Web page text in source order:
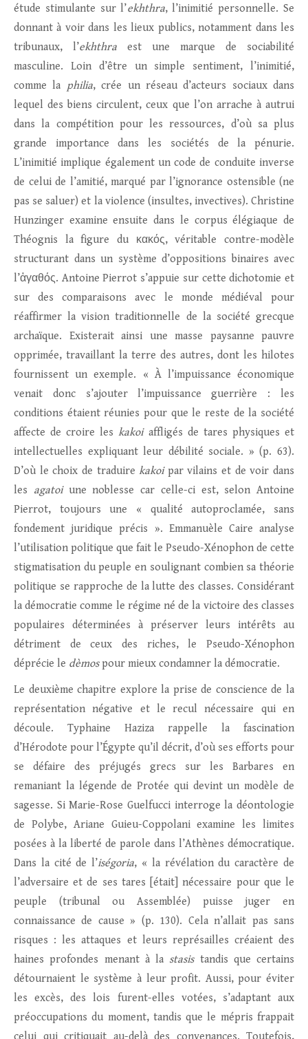
étude stimulante sur l’ekhthra, l’inimitié personnelle. Se
donnant à voir dans les lieux publics, notamment dans les
tribunaux, l’ekhthra est une marque de sociabilité
masculine. Loin d’être un simple sentiment, l’inimitié,
comme la philia, crée un réseau d’acteurs sociaux dans
lequel des biens circulent, ceux que l’on arrache à autrui
dans la compétition pour les ressources, d’où sa plus
grande importance dans les sociétés de la pénurie.
L’inimitié implique également un code de conduite inverse
de celui de l’amitié, marqué par l’ignorance ostensible (ne
pas se saluer) et la violence (insultes, invectives). Christine
Hunzinger examine ensuite dans le corpus élégiaque de
Théognis la figure du κακός, véritable contre-modèle
structurant dans un système d’oppositions binaires avec
l’ἀγαθός. Antoine Pierrot s’appuie sur cette dichotomie et
sur des comparaisons avec le monde médiéval pour
réaffirmer la vision traditionnelle de la société grecque
archaïque. Existerait ainsi une masse paysanne pauvre
opprimée, travaillant la terre des autres, dont les hilotes
fournissent un exemple. « À l’impuissance économique
venait donc s’ajouter l’impuissance guerrière : les
conditions étaient réunies pour que le reste de la société
affecte de croire leskakoiaffligés de tares physiques et
intellectuelles expliquant leur débilité sociale. » (p. 63).
D’où le choix de traduirekakoipar vilains et de voir dans
les agatoiune noblesse car celle-ci est, selon Antoine
Pierrot, toujours une « qualité autoproclamée, sans
fondement juridique précis ». Emmanuèle Caire analyse
l’utilisation politique que fait le Pseudo-Xénophon de cette
stigmatisation du peuple en soulignant combien sa théorie
politique se rapproche de la lutte des classes. Considérant
la démocratie comme le régime né de la victoire des classes
populaires déterminées à préserver leurs intérêts au
détriment de ceux des riches, le Pseudo-Xénophon
déprécie le dèmospour mieux condamner la démocratie.
Le deuxième chapitre explore la prise de conscience de la
représentation négative et le recul nécessaire qui en
découle. Typhaine Haziza rappelle la fascination
d’Hérodote pour l’Égypte qu’il décrit, d’où ses efforts pour
se défaire des préjugés grecs sur les Barbares en
remaniant la légende de Protée qui devint un modèle de
sagesse. Si Marie-Rose Guelfucci interroge la déontologie
de Polybe, Ariane Guieu-Coppolani examine les limites
posées à la liberté de parole dans l’Athènes démocratique.
Dans la cité de l’iségoria, « la révélation du caractère de
l’adversaire et de ses tares [était] nécessaire pour que le
peuple (tribunal ou Assemblée) puisse juger en
connaissance de cause » (p. 130). Cela n’allait pas sans
risques : les attaques et leurs représailles créaient des
haines profondes menant à la stasistandis que certains
détournaient le système à leur profit. Aussi, pour éviter
les excès, des lois furent-elles votées, s’adaptant aux
préoccupations du moment, tandis que le mépris frappait